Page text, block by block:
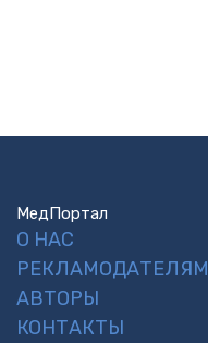
МедПортал
О НАС
РЕКЛАМОДАТЕЛЯМ
АВТОРЫ
КОНТАКТЫ